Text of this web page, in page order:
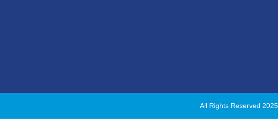
All Rights Reserved 2025